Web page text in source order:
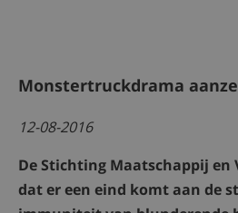
Monstertruckdrama
12-08-2016
De Stichting Maatschappij en
dat er een eind komt aan de